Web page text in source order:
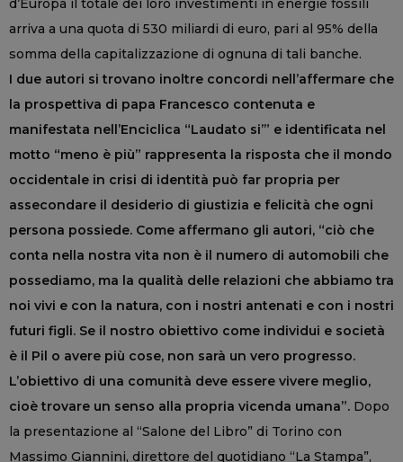
arriva a una quota di 530 miliardi di euro, pari al 95% della
somma della capitalizzazione di ognuna di tali banche.
I due autori si trovano inoltre concordi nell’affermare che
la prospettiva di papa Francesco contenuta e
manifestata nell’Enciclica “Laudato si’” e identificata nel
motto “meno è più” rappresenta la risposta che il mondo
occidentale in crisi di identità può far propria per
assecondare il desiderio di giustizia e felicità che ogni
persona possiede. Come affermano gli autori, “ciò che
conta nella nostra vita non è il numero di automobili che
possediamo, ma la qualità delle relazioni che abbiamo tra
noi vivi e con la natura, con i nostri antenati e con i nostri
futuri figli. Se il nostro obiettivo come individui e società
è il Pil o avere più cose, non sarà un vero progresso.
L’obiettivo di una comunità deve essere vivere meglio,
cioè trovare un senso alla propria vicenda umana”. Dopo
la presentazione al “Salone del Libro” di Torino con
Massimo Giannini, direttore del quotidiano “La Stampa”,